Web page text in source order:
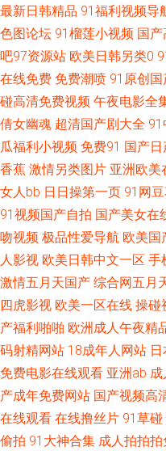
AV福利偷拍 91自都在线 91视频
视频91 91男人网 日产国产欧美
色综 91传媒在线观看免费入口
去也俺去了 国产一卡二卡免费观
影 玖玖草视频 午夜香蕉少妇A片
产天堂网 蜜芽在线导航 影音先锋
私人影库 日韩无码A片免费观看
17 92传媒 国模吧入口 无码官网
色五月天网址婷婷 99在线老司机
产91日本精品 东方av黄色免费
最新日韩精品 91福利视频导
色图论坛 91榴莲小视频 国
吧97资源站 欧美日韩另类0
在线免费 免费潮喷 91原创国
碰高清免费视频 午夜电影全
倩女幽魂 超清国产剧大全 91
瓜福利小视频 免费91 国产
香蕉 激情另类图片 亚洲欧美
女人bb 日日操第一页 91网
91视频国产自拍 国产美女在
吻视频 极品性爱导航 欧美国
人影视 欧美日韩中文一区 手
激情五月天国产 综合网五月
四虎影视 欧美一区在线 操碰
产福利啪啪 欧洲成人午夜精
码射精网站 18成年人网站
免费电影在线观看 亚洲ab
产成年免费网站 国产视频高
在线观看 在线撸丝片 91草碰
偷拍 91大神合集 成人拍拍拍